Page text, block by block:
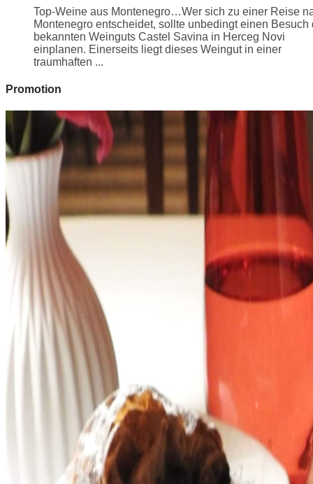
Top-Weine aus Montenegro…Wer sich zu einer Reise
Montenegro entscheidet, sollte unbedingt einen Besuch
bekannten Weinguts Castel Savina in Herceg Novi
einplanen. Einerseits liegt dieses Weingut in einer
traumhaften ...
Promotion